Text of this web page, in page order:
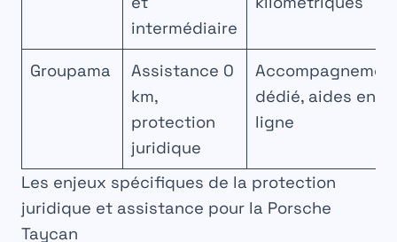
intermédiaire
Groupama
Assistance 0
km,
protection
juridique
dédié, aides en
ligne
Les enjeux spécifiques de la protection
juridique et assistance pour la Porsche
Taycan